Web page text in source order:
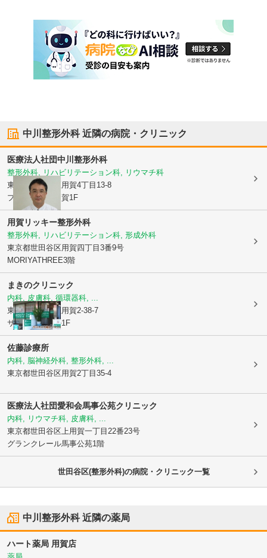
中川整形外科近隣の病院・クリニック
医療法人社団中川整形外科
整形外科, リハビリテーション科, リウマチ科
東京都世田谷区 用賀4丁目13-8
プリモメゾン用賀1F
用賀リッキー整形外科
整形外科, リハビリテーション科, 形成外科
東京都世田谷区用賀四丁目3番9号
MORIYATHREE3階
まきのクリニック
内科, 皮膚科, 循環器科, ...
東京都世田谷区 用賀2-38-7
サンパーナビル1F
佐藤診療所
内科, 脳神経外科, 整形外科, ...
東京都世田谷区用賀2丁目35-4
医療法人社団愛和会馬事公苑クリニック
内科, リウマチ科, 皮膚科, ...
東京都世田谷区上用賀一丁目22番23号
グランクレール馬事公苑1階
世田谷区(整形外科)の病院・クリニック一覧
中川整形外科近隣の薬局
ハート薬局 用賀店